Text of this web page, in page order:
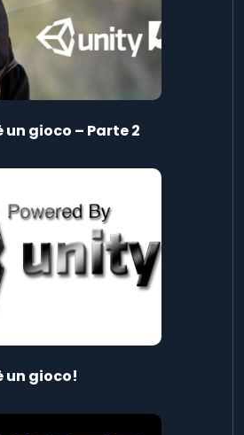
un gioco – Parte 2
un gioco!